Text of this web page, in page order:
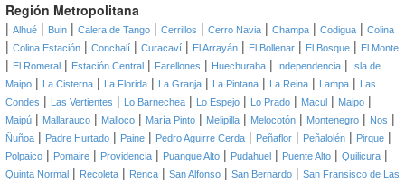
Región Metropolitana
| Alhué | Buin | Calera de Tango | Cerrillos | Cerro Navia | Champa | Codigua | Colina
| Colina Estación | Conchalí | Curacaví | El Arrayán | El Bollenar | El Bosque | El Monte
| El Romeral | Estación Central | Farellones | Huechuraba | Independencia |
Isla de
Maipo | La Cisterna | La Florida | La Granja | La Pintana | La Reina | Lampa |
Las
Condes | Las Vertientes | Lo Barnechea | Lo Espejo | Lo Prado | Macul | Maipo |
Maipú | Mallarauco | Malloco | María Pinto | Melipilla | Melocotón | Montenegro | Nos |
Ñuñoa | Padre Hurtado | Paine | Pedro Aguirre Cerda | Peñaflor | Peñalolén | Pirque |
Polpaico | Pomaire | Providencia | Puangue Alto | Pudahuel | Puente Alto | Quilicura |
Quinta Normal | Recoleta | Renca | San Alfonso | San Bernardo | San Fransisco de Las